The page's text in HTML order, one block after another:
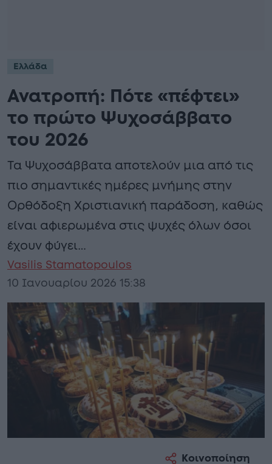
Ελλάδα
Ανατροπή: Πότε «πέφτει»
το πρώτο Ψυχοσάββατο
του 2026
Τα Ψυχοσάββατα αποτελούν μια από τις
πιο σημαντικές ημέρες μνήμης στην
Ορθόδοξη Χριστιανική παράδοση, καθώς
είναι αφιερωμένα στις ψυχές όλων όσοι
έχουν φύγει…
Vasilis Stamatopoulos
10 Ιανουαρίου 2026 15:38
Κοινοποίηση